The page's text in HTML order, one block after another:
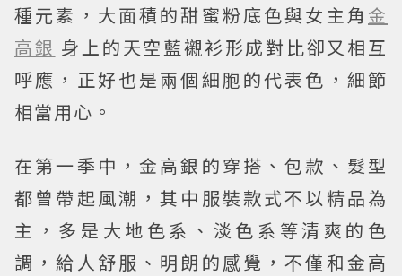
種元素，大面積的甜蜜粉底色與女主角 金
高銀 身上的天空藍襯衫形成對比卻又相互
呼應，正好也是兩個細胞的代表色，細節
相當用心。
在第一季中，金高銀的穿搭、包款、髮型
都曾帶起風潮，其中服裝款式不以精品為
主，多是大地色系、淡色系等清爽的色
調，給人舒服、明朗的感覺，不僅和金高